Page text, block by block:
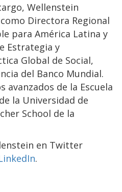
Wellenstein
Directora Regional
para América Latina y
Estrategia y
Global de Social,
del Banco Mundial.
de la Escuela
la Universidad de
School de la
en Twitter
.